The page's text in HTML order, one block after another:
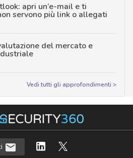
apri un’e-mail e ti
servono più link o allegati
del mercato e
Vedi tutti gli approfondimenti >